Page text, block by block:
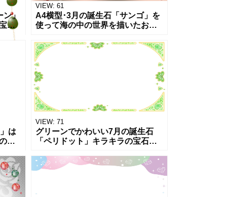
」
石
張
VIEW: 61
A4横型･3月の誕生石「サンゴ」を
使って海の中の世界を描いたおし
るジュエルデザインのテンプレー
トになります。ダウンロードでご
利用
は
手
な
ロ
VIEW: 71
グリーンでかわいい7月の誕生石
「ペリドット」キラキラの宝石！
素材となり、キラキラと輝くグリ
ーンの宝石で囲まれたフレーム